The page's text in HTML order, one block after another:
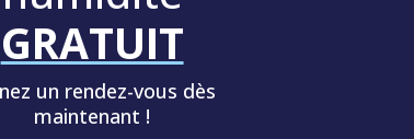
GRATUIT
un rendez-vous dès
maintenant !